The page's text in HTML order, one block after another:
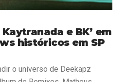
e BK’ em
históricos em SP
o universo de Deekapz